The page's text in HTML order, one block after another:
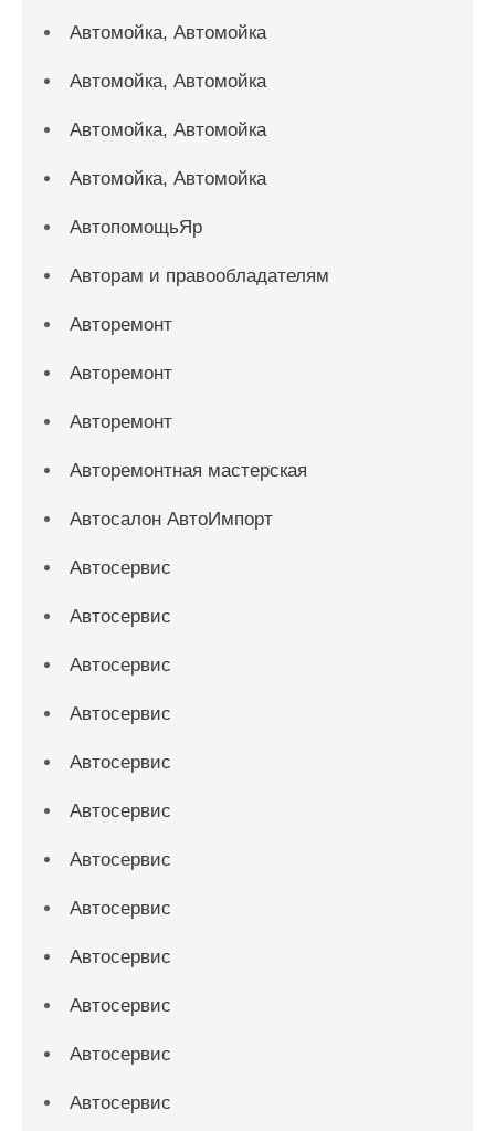
Автомойка, Автомойка
Автомойка, Автомойка
Автомойка, Автомойка
Автомойка, Автомойка
АвтопомощьЯр
Авторам и правообладателям
Авторемонт
Авторемонт
Авторемонт
Авторемонтная мастерская
Автосалон АвтоИмпорт
Автосервис
Автосервис
Автосервис
Автосервис
Автосервис
Автосервис
Автосервис
Автосервис
Автосервис
Автосервис
Автосервис
Автосервис